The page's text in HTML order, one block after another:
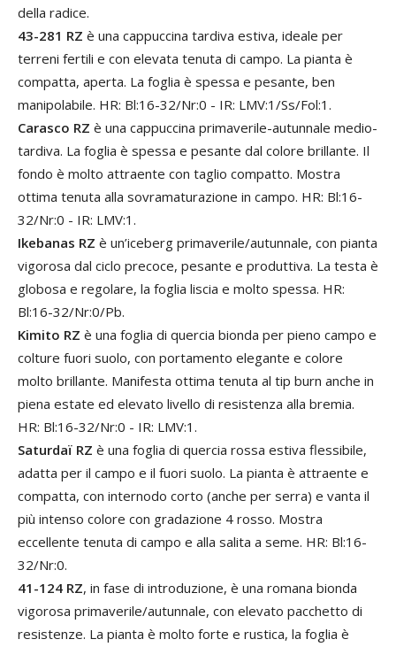
della radice.
43-281 RZ è una cappuccina tardiva estiva, ideale per
terreni fertili e con elevata tenuta di campo. La pianta è
compatta, aperta. La foglia è spessa e pesante, ben
manipolabile. HR: Bl:16-32/Nr:0 - IR: LMV:1/Ss/Fol:1.
Carasco RZ è una cappuccina primaverile-autunnale medio-
tardiva. La foglia è spessa e pesante dal colore brillante. Il
fondo è molto attraente con taglio compatto. Mostra
ottima tenuta alla sovramaturazione in campo. HR: Bl:16-
32/Nr:0 - IR: LMV:1.
Ikebanas RZ è un’iceberg primaverile/autunnale, con pianta
vigorosa dal ciclo precoce, pesante e produttiva. La testa è
globosa e regolare, la foglia liscia e molto spessa. HR:
Bl:16-32/Nr:0/Pb.
Kimito RZ è una foglia di quercia bionda per pieno campo e
colture fuori suolo, con portamento elegante e colore
molto brillante. Manifesta ottima tenuta al tip burn anche in
piena estate ed elevato livello di resistenza alla bremia.
HR: Bl:16-32/Nr:0 - IR: LMV:1.
Saturdaï RZ è una foglia di quercia rossa estiva flessibile,
adatta per il campo e il fuori suolo. La pianta è attraente e
compatta, con internodo corto (anche per serra) e vanta il
più intenso colore con gradazione 4 rosso. Mostra
eccellente tenuta di campo e alla salita a seme. HR: Bl:16-
32/Nr:0.
41-124 RZ, in fase di introduzione, è una romana bionda
vigorosa primaverile/autunnale, con elevato pacchetto di
resistenze. La pianta è molto forte e rustica, la foglia è